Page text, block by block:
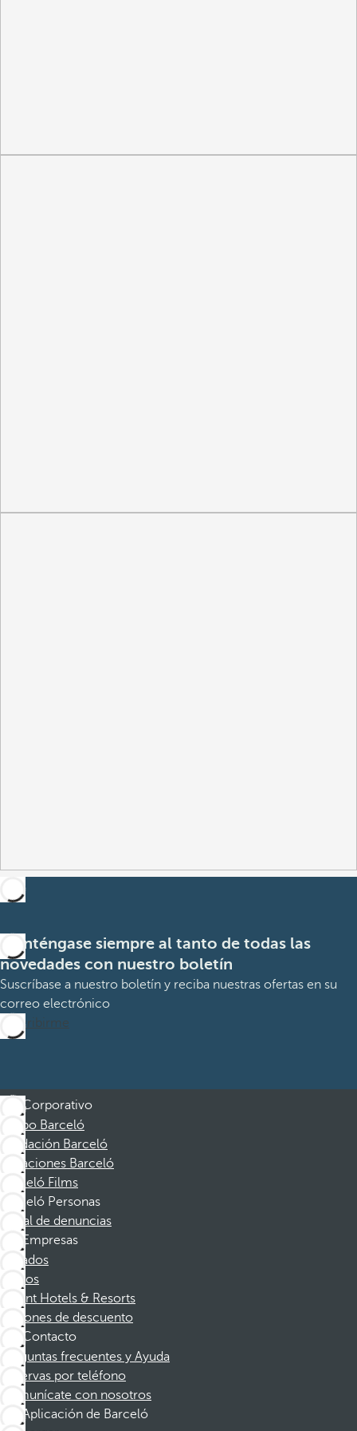
Manténgase siempre al tanto de todas las
novedades con nuestro boletín
Suscríbase a nuestro boletín y reciba nuestras ofertas en su
correo electrónico
Suscribirme
Corporativo
Grupo Barceló
Fundación Barceló
Vacaciones Barceló
Barceló Films
Barceló Personas
Canal de denuncias
Empresas
Afiliados
Socios
Dorint Hotels & Resorts
Cupones de descuento
Contacto
Preguntas frecuentes y Ayuda
Reservas por teléfono
Comunícate con nosotros
Aplicación de Barceló